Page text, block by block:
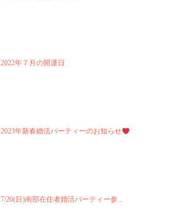
2022年７月の開運日
2023年新春婚活パーティーのお知らせ
7/26(日)南部在住者婚活パーティー参...